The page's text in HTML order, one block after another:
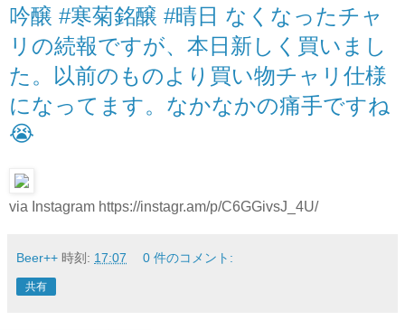
吟醸 #寒菊銘醸 #晴日 なくなったチャ
リの続報ですが、本日新しく買いまし
た。以前のものより買い物チャリ仕様
になってます。なかなかの痛手ですね
😭
via Instagram https://instagr.am/p/C6GGivsJ_4U/
Beer++ 時刻: 17:07 0 件のコメント:
共有